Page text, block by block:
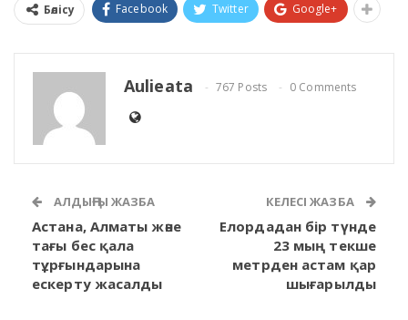
Бөлісу Facebook Twitter Google+
Aulieata 767 Posts 0 Comments
АЛДЫҢҒЫ ЖАЗБА
Астана, Алматы және
тағы бес қала
тұрғындарына
ескерту жасалды
КЕЛЕСІ ЖАЗБА
Елордадан бір түнде
23 мың текше
метрден астам қар
шығарылды